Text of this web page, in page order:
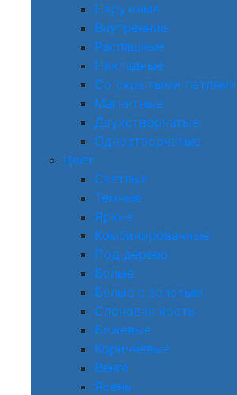
Наружные
Внутренние
Распашные
Накладные
Со скрытыми петлями
Магнитные
Двухстворчатые
Одностворчатые
Цвет
Светлые
Темные
Яркие
Комбинированные
Под дерево
Белые
Белые с золотым
Слоновая кость
Бежевые
Коричневые
Венге
Ясень